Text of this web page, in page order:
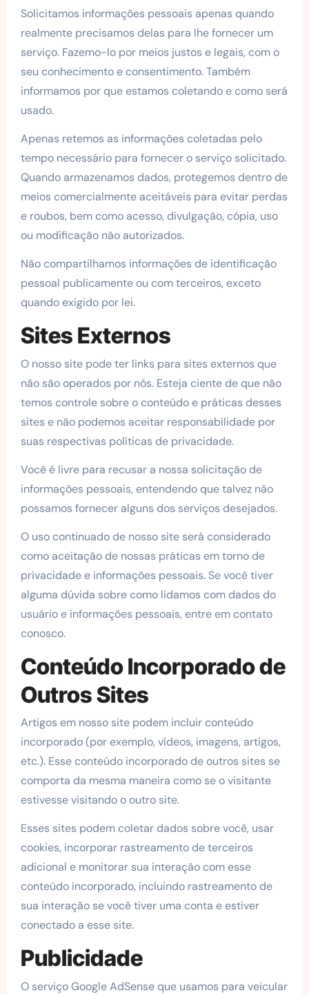
Solicitamos informações pessoais apenas quando
realmente precisamos delas para lhe fornecer um
serviço. Fazemo-lo por meios justos e legais, com o
seu conhecimento e consentimento. Também
informamos por que estamos coletando e como será
usado.
Apenas retemos as informações coletadas pelo
tempo necessário para fornecer o serviço solicitado.
Quando armazenamos dados, protegemos dentro de
meios comercialmente aceitáveis ​​para evitar perdas
e roubos, bem como acesso, divulgação, cópia, uso
ou modificação não autorizados.
Não compartilhamos informações de identificação
pessoal publicamente ou com terceiros, exceto
quando exigido por lei.
Sites Externos
O nosso site pode ter links para sites externos que
não são operados por nós. Esteja ciente de que não
temos controle sobre o conteúdo e práticas desses
sites e não podemos aceitar responsabilidade por
suas respectivas políticas de privacidade.
Você é livre para recusar a nossa solicitação de
informações pessoais, entendendo que talvez não
possamos fornecer alguns dos serviços desejados.
O uso continuado de nosso site será considerado
como aceitação de nossas práticas em torno de
privacidade e informações pessoais. Se você tiver
alguma dúvida sobre como lidamos com dados do
usuário e informações pessoais, entre em contato
conosco.
Conteúdo Incorporado de
Outros Sites
Artigos em nosso site podem incluir conteúdo
incorporado (por exemplo, vídeos, imagens, artigos,
etc.). Esse conteúdo incorporado de outros sites se
comporta da mesma maneira como se o visitante
estivesse visitando o outro site.
Esses sites podem coletar dados sobre você, usar
cookies, incorporar rastreamento de terceiros
adicional e monitorar sua interação com esse
conteúdo incorporado, incluindo rastreamento de
sua interação se você tiver uma conta e estiver
conectado a esse site.
Publicidade
O serviço Google AdSense que usamos para veicular